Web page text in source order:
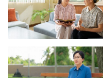
제대로 하지 못해도 지
그럭저럭 괜찮으면 그
은 이것이 고상한 덕행
나는 왜 그리도 가식적
식 아니겠느냐?(그렇습